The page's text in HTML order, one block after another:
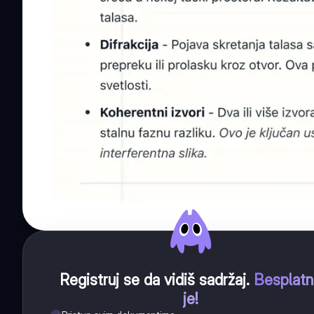
Registruj se da vidiš sadržaj.
je!